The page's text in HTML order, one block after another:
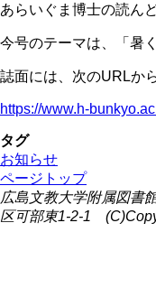
あらいぐま博士の読ん
今号のテーマは、「暑
誌面には、次のURLか
https://www.h-
タグ
お知らせ
ページトップ
広島文教大学附属図
区可部東1-2-1